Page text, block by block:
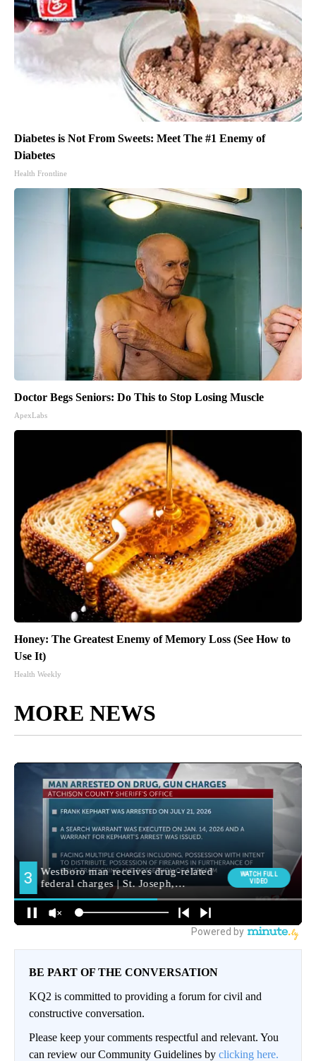
Diabetes is Not From Sweets: Meet The #1 Enemy of
Diabetes
Health Frontline
Doctor Begs Seniors: Do This to Stop Losing Muscle
ApexLabs
Honey: The Greatest Enemy of Memory Loss (See How to
Use It)
Health Weekly
MORE NEWS
BE PART OF THE CONVERSATION
KQ2 is committed to providing a forum for civil and
constructive conversation.
Please keep your comments respectful and relevant. You
can review our Community Guidelines by clicking here.